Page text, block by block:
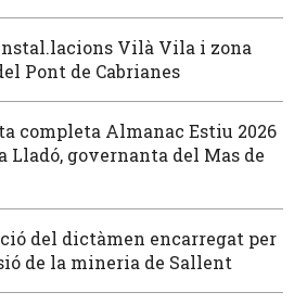
Vilà Vila i zona
Pont de Cabrianes
completa Almanac Estiu 2026
Lladó, governanta del Mas de
del dictàmen encarregat per
de la mineria de Sallent